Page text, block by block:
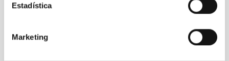
Estadística
Marketing